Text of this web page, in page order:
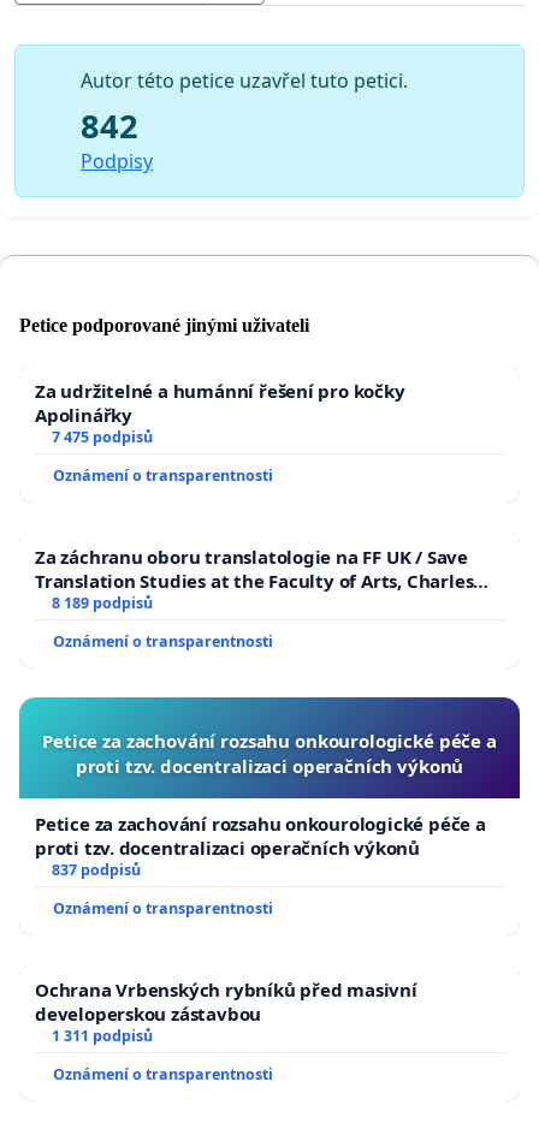
Autor této petice uzavřel tuto petici.
842
Podpisy
Petice podporované jinými uživateli
Za udržitelné a humánní řešení pro kočky
Apolinářky
7 475 podpisů
Oznámení o transparentnosti
Za záchranu oboru translatologie na FF UK / Save
Translation Studies at the Faculty of Arts, Charles
University
8 189 podpisů
Oznámení o transparentnosti
Petice za zachování rozsahu onkourologické péče a
proti tzv. docentralizaci operačních výkonů
Petice za zachování rozsahu onkourologické péče a
proti tzv. docentralizaci operačních výkonů
837 podpisů
Oznámení o transparentnosti
Ochrana Vrbenských rybníků před masivní
developerskou zástavbou
1 311 podpisů
Oznámení o transparentnosti